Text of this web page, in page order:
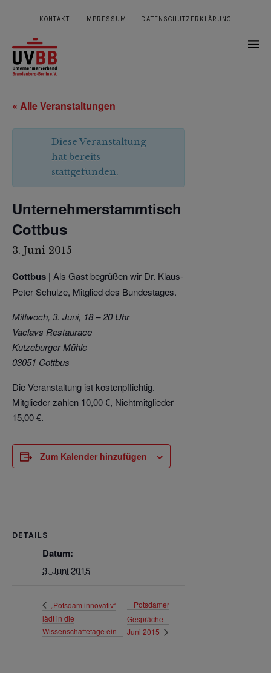
KONTAKT IMPRESSUM DATENSCHUTZERKLÄRUNG
« Alle Veranstaltungen
Diese Veranstaltung
hat bereits
stattgefunden.
Unternehmerstammtisch
Cottbus
3. Juni 2015
Cottbus | Als Gast begrüßen wir Dr. Klaus-
Peter Schulze, Mitglied des Bundestages.
Mittwoch, 3. Juni, 18 – 20 Uhr
Vaclavs Restaurace
Kutzeburger Mühle
03051 Cottbus
Die Veranstaltung ist kostenpflichtig.
Mitglieder zahlen 10,00 €, Nichtmitglieder
15,00 €.
Zum Kalender hinzufügen
DETAILS
Datum:
3. Juni 2015
„Potsdam innovativ“
lädt in die
Wissenschaftetage ein
Potsdamer
Gespräche –
Juni 2015